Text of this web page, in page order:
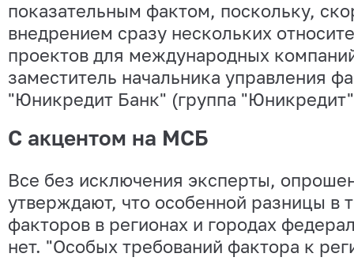
показательным фактом, поскольку,
внедрением сразу нескольких
проектов для международных
заместитель начальника управления
"Юникредит Банк" (группа
С акцентом на МСБ
Все без исключения эксперты,
утверждают, что особенной разницы в
факторов в регионах и городах
нет. "Особых требований фактора к